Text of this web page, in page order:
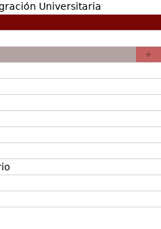
Universitaria